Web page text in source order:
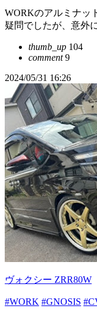
WORKのアルミナッ
疑問でしたが、意外
thumb_up 104
comment9
2024/05/31 16:26
ヴォクシー ZRR80W
#WORK #GNOSIS